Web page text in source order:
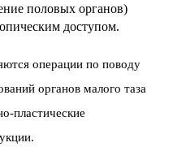
половых органов)
доступом.
операции по поводу
органов малого таза
пластические